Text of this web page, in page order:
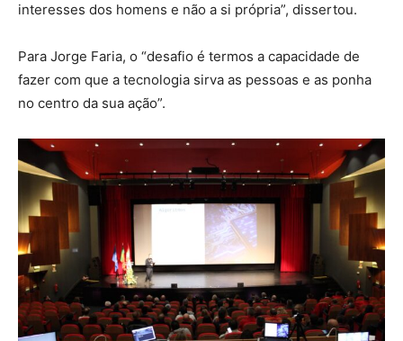
interesses dos homens e não a si própria”, dissertou.
Para Jorge Faria, o “desafio é termos a capacidade de
fazer com que a tecnologia sirva as pessoas e as ponha
no centro da sua ação”.